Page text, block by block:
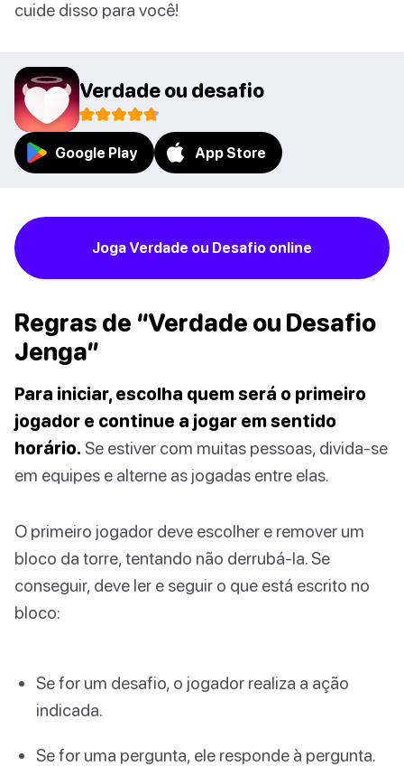
cuide disso para você!
Verdade ou desafio
Google Play App Store
Joga Verdade ou Desafio online
Regras de “Verdade ou Desafio
Jenga”
Para iniciar, escolha quem será o primeiro
jogador e continue a jogar em sentido
horário. Se estiver com muitas pessoas, divida-se
em equipes e alterne as jogadas entre elas.
O primeiro jogador deve escolher e remover um
bloco da torre, tentando não derrubá-la. Se
conseguir, deve ler e seguir o que está escrito no
bloco:
Se for um desafio, o jogador realiza a ação
indicada.
Se for uma pergunta, ele responde à pergunta.